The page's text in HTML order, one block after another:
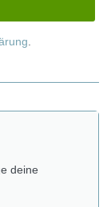
deine